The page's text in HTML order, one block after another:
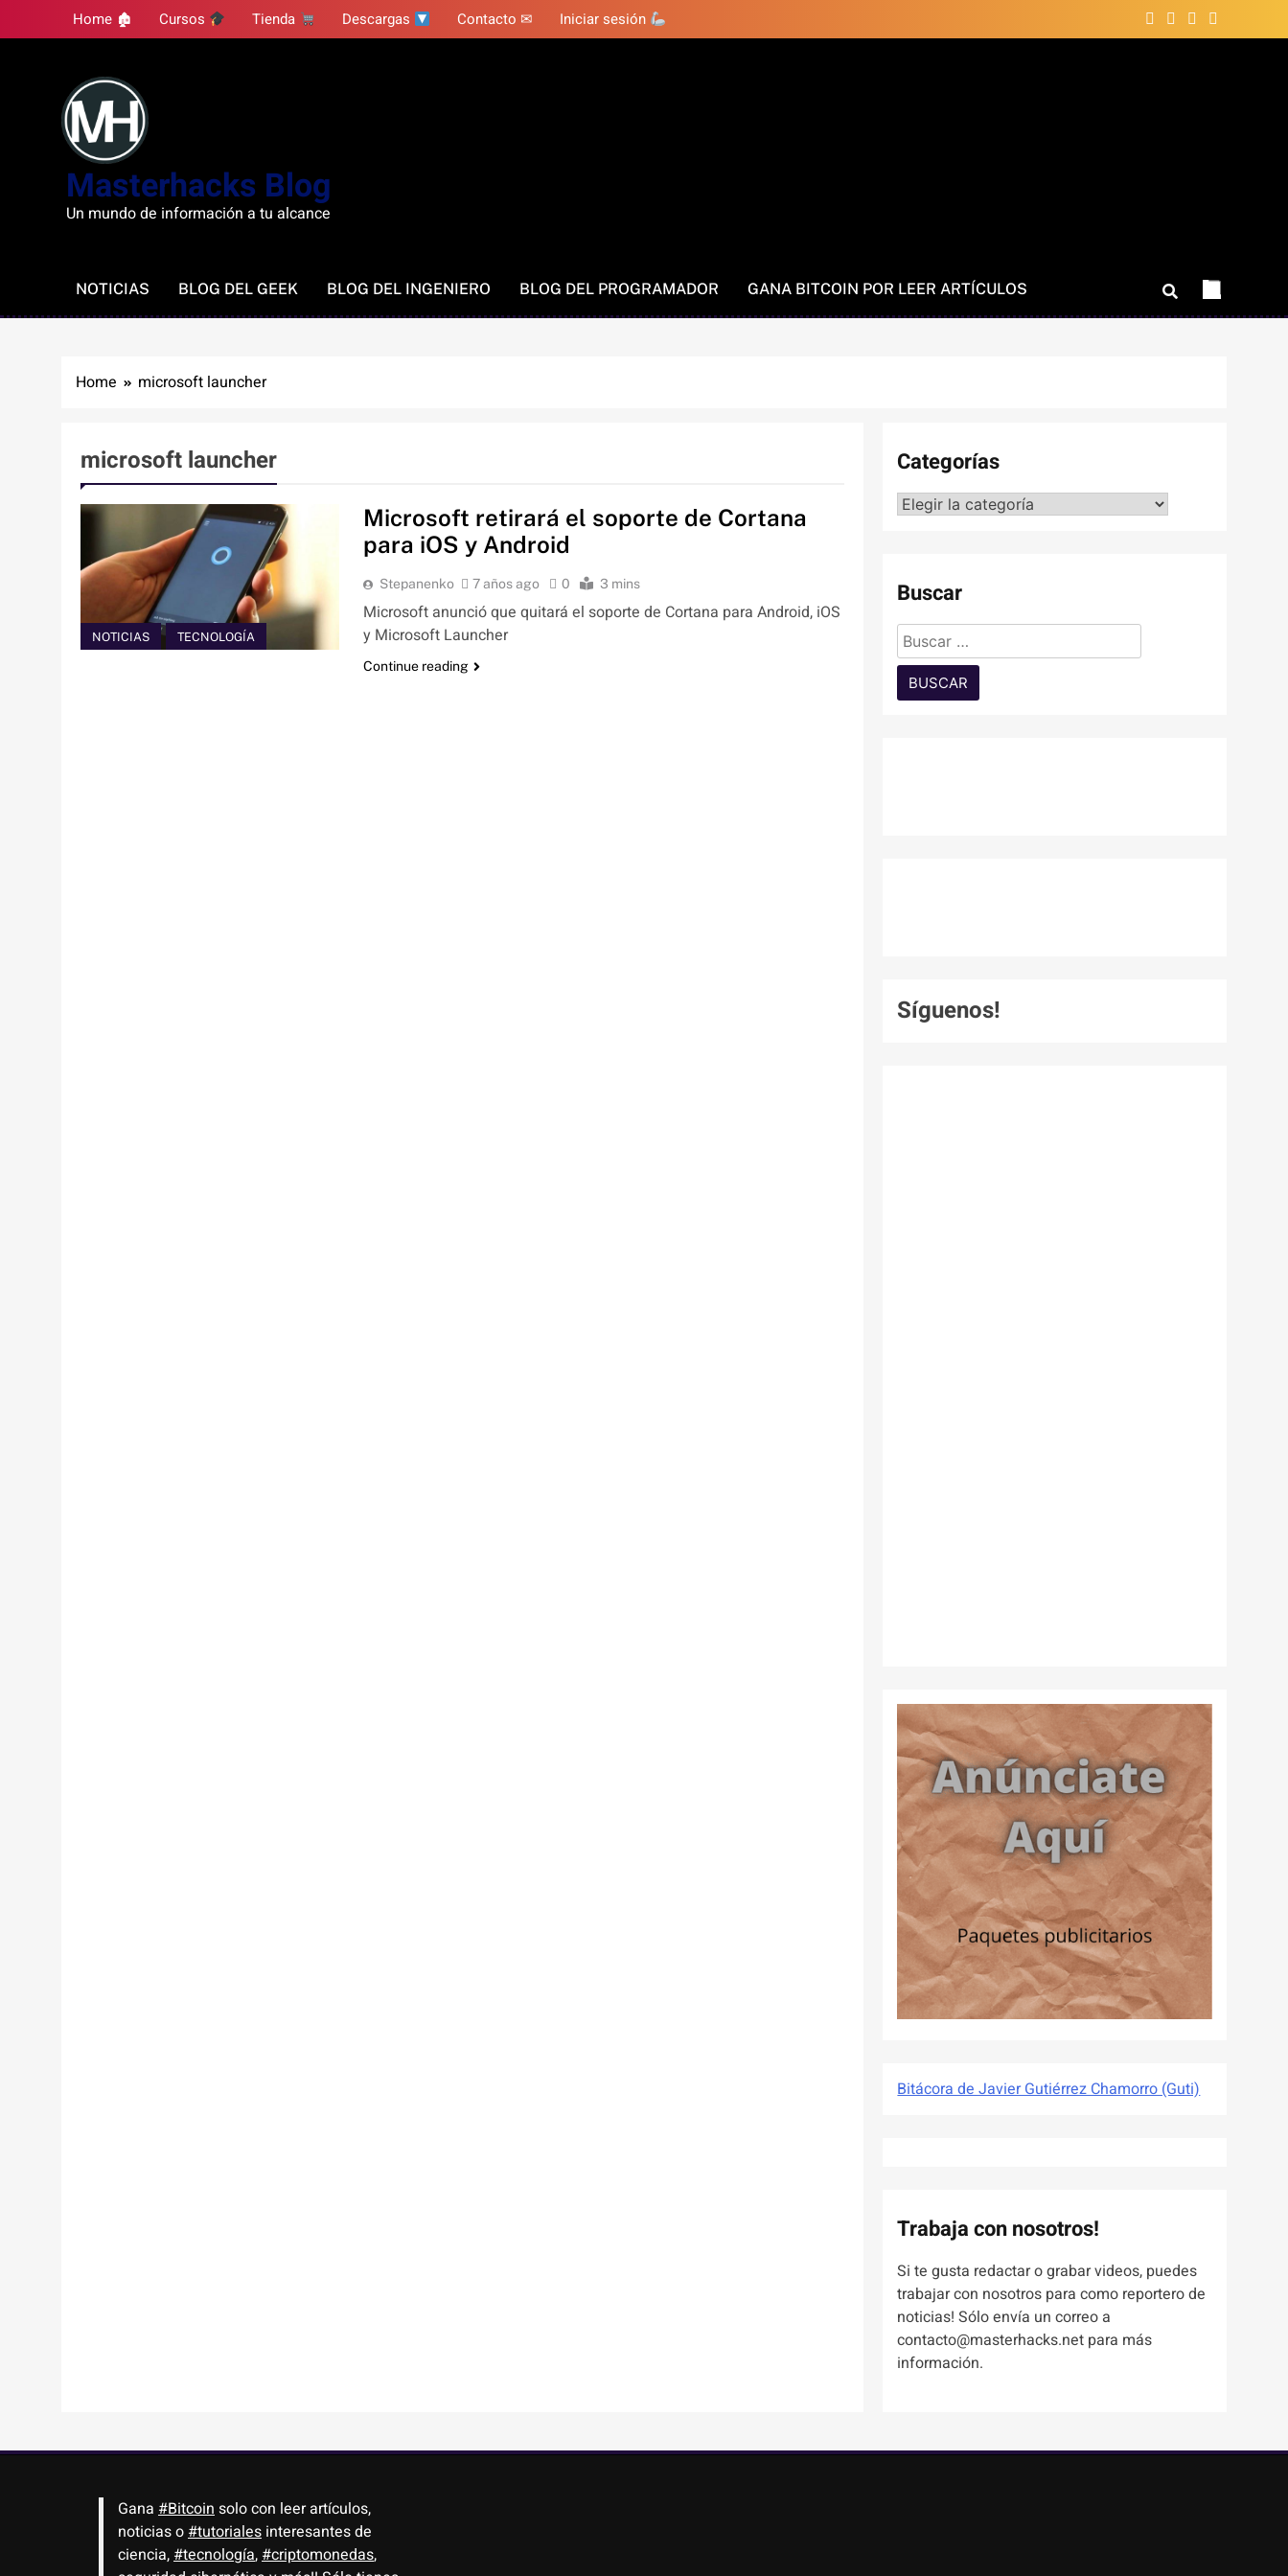
to
Home 🏚 Cursos Tienda Descargas Contacto ✉ Iniciar sesión
Masterhacks Blog
Un mundo de información a tu alcance
NOTICIAS BLOG DEL GEEK BLOG DEL INGENIERO BLOG DEL PROGRAMADOR GANA BITCOIN POR LEER ARTÍCULOS
Home microsoft launcher
microsoft launcher
NOTICIAS TECNOLOGÍA
Microsoft retirará el soporte de Cortana
para iOS y Android
Stepanenko 7 años ago 0 3 mins
Microsoft anunció que quitará el soporte de Cortana para Android, iOS
y Microsoft Launcher
Continue reading
Categorías
Categorías
Buscar
Buscar:
Síguenos!
Bitácora de Javier Gutiérrez Chamorro (Guti)
Trabaja con nosotros!
Si te gusta redactar o grabar videos, puedes
trabajar con nosotros para como reportero de
noticias! Sólo envía un correo a
contacto@masterhacks.net para más
información.
Gana #Bitcoin solo con leer artículos,
noticias o #tutoriales interesantes de
ciencia, #tecnología, #criptomonedas,